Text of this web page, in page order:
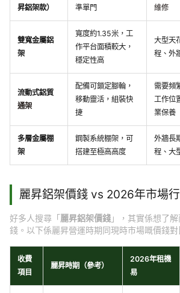
昇鋁架款） 準單門 維修
雙寬金屬鋁
架
寬度約1.35米，工
作平台面積較大，
穩定性高
大型天
程、外
流動式鋁質
通架
配備可鎖定腳輪，
移動靈活，組裝快
捷
需要頻
工作位
業保養
多層金屬棚
架
鋼製系統棚架，可
搭建至極高高度
外牆長
程、大
麗昇鋁架價錢 vs 2026年市場
好多人搜尋「 麗昇鋁架價錢 」，其實係想了
錢。以下係麗昇營運時期同現時市場嘅價錢對
收費
項目
麗昇時期（參考）
2026年租機
易